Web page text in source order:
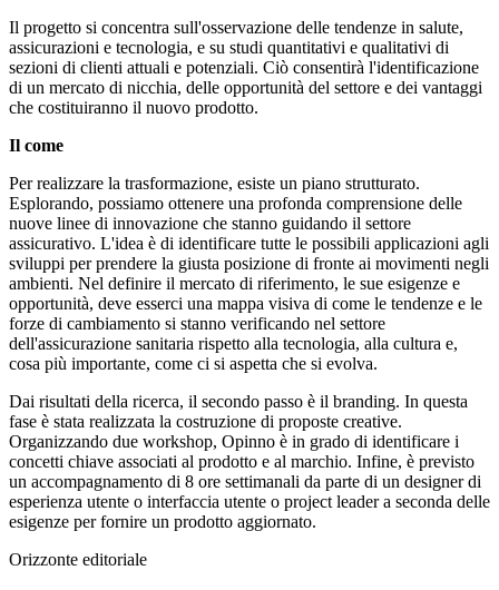
Il progetto si concentra sull'osservazione delle tendenze in salute,
assicurazioni e tecnologia, e su studi quantitativi e qualitativi di
sezioni di clienti attuali e potenziali. Ciò consentirà l'identificazione
di un mercato di nicchia, delle opportunità del settore e dei vantaggi
che costituiranno il nuovo prodotto.
Il come
Per realizzare la trasformazione, esiste un piano strutturato.
Esplorando, possiamo ottenere una profonda comprensione delle
nuove linee di innovazione che stanno guidando il settore
assicurativo. L'idea è di identificare tutte le possibili applicazioni agli
sviluppi per prendere la giusta posizione di fronte ai movimenti negli
ambienti. Nel definire il mercato di riferimento, le sue esigenze e
opportunità, deve esserci una mappa visiva di come le tendenze e le
forze di cambiamento si stanno verificando nel settore
dell'assicurazione sanitaria rispetto alla tecnologia, alla cultura e,
cosa più importante, come ci si aspetta che si evolva.
Dai risultati della ricerca, il secondo passo è il branding. In questa
fase è stata realizzata la costruzione di proposte creative.
Organizzando due workshop, Opinno è in grado di identificare i
concetti chiave associati al prodotto e al marchio. Infine, è previsto
un accompagnamento di 8 ore settimanali da parte di un designer di
esperienza utente o interfaccia utente o project leader a seconda delle
esigenze per fornire un prodotto aggiornato.
Orizzonte editoriale